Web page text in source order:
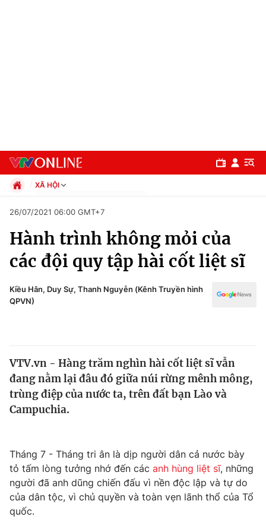
Chuyên mục
Chính trị
Xã hội
Y tế
Thế giới
Thế giới đó đây
Câu chuyện quốc tế
Tài chính
Thị trường
Góc doanh nghiệp
Dữ liệu và đời sống
Truyền hình
XÃ HỘI
Xã hội
Pháp luật
Thể thao
Văn hóa - Giải trí
Giáo dục
26/07/2021 06:00 GMT+7
Hành trình không mỏi của
các đội quy tập hài cốt liệt sĩ
Kiều Hân, Duy Sự, Thanh Nguyễn (Kênh Truyền hình
QPVN)
VTV.vn - Hàng trăm nghìn hài cốt liệt sĩ vẫn
đang nằm lại đâu đó giữa núi rừng mênh mông,
trùng điệp của nước ta, trên đất bạn Lào và
Campuchia.
Tháng 7 - Tháng tri ân là dịp người dân cả nước bày
tỏ tấm lòng tưởng nhớ đến các anh hùng liệt sĩ, những
người đã anh dũng chiến đấu vì nền độc lập và tự do
của dân tộc, vì chủ quyền và toàn vẹn lãnh thổ của Tổ
quốc.